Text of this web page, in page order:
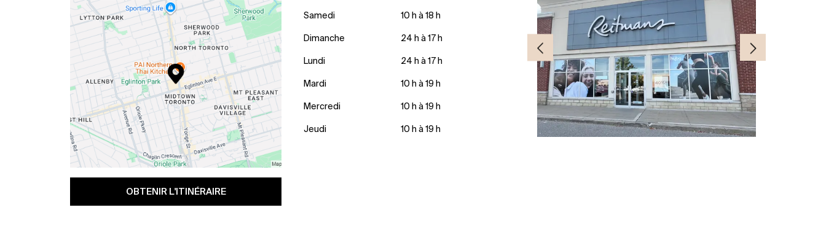
OBTENIR L'ITINÉRAIRE
Samedi 10 h à 18 h
Dimanche 24 h à 17 h
Lundi 24 h à 17 h
Mardi 10 h à 19 h
Mercredi 10 h à 19 h
Jeudi 10 h à 19 h